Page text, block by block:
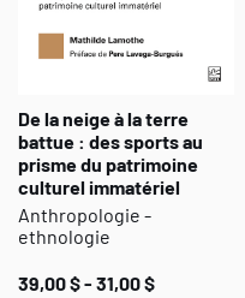
De la neige à la terre
battue : des sports au
prisme du patrimoine
culturel immatériel
Anthropologie -
ethnologie
39,00 $ - 31,00 $